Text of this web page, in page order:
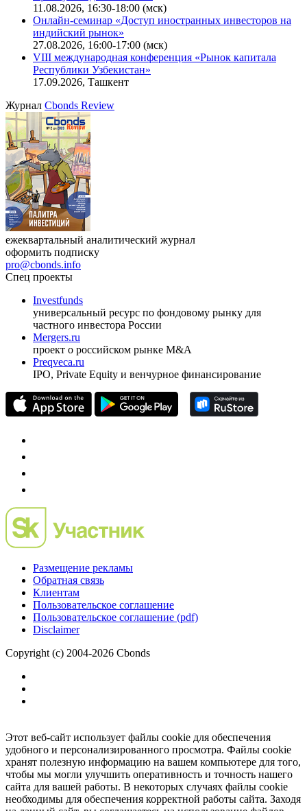
Ближайшие конференцииCbonds Congress
Онлайн-семинар «Новый стандарт инвестиций в
офисную недвижимость»
11.08.2026, 16:30-18:00 (мск)
Онлайн-семинар «Доступ иностранных инвесторов на
индийский рынок»
VIII международная конференция «Рынок капитала
Республики Узбекистан»
17.09.2026, Ташкент
ЖурналCbonds Review
ежеквартальный аналитический журнал
оформить подписку
pro@cbonds.info
Спец проекты
Investfunds
универсальный ресурс по фондовому рынку для
частного инвестора России
проект о российском рынке M&A
Preqveca.ru
Размещение рекламы
Обратная связь
Пользовательское соглашение
Copyright (c) 2004-2026 Cbonds
Этот веб-сайт использует файлы cookie для обеспечения
удобного и персонализированного просмотра. Файлы cookie